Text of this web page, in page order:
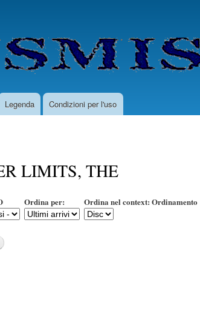
principale
Legenda Condizioni per l'uso
LIMITS, THE
Ordina per: Ordina nel context: Ordinamento